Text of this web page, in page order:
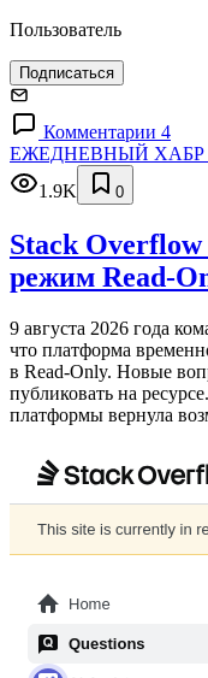
Пользователь
Подписаться
Комментарии 4
ЕЖЕДНЕВНЫЙ ХАБР |
1.9K
0
Stack
режим Read-
9 августа 2026 года
что платформа
в Read‑Only. Новые
публиковать на
платформы вернула